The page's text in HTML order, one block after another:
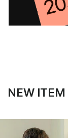
NEW ITEM